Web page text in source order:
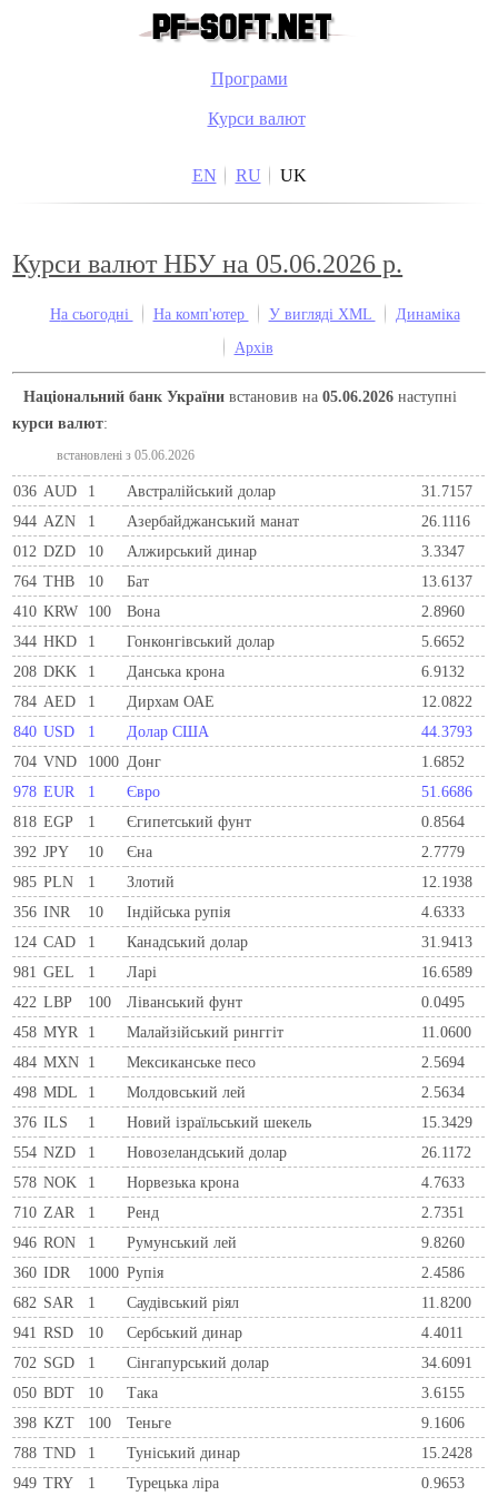
Програми
Курси валют
EN RU UK
Курси валют НБУ на 05.06.2026 р.
На сьогодні На комп'ютер У вигляді XML
Динаміка
Архів
Національний банк України встановив на05.06.2026 наступні
курси валют:
встановлені з 05.06.2026
036 AUD 1 Австралійський долар
31.7157
944 AZN 1 Азербайджанський манат
26.1116
012 DZD 10 Алжирський динар
3.3347
764 THB 10 Бат
13.6137
410 KRW 100 Вона
2.8960
344 HKD 1 Гонконгівський долар
5.6652
208 DKK 1 Данська крона
6.9132
784 AED 1 Дирхам ОАЕ
12.0822
840 USD 1 Долар США
44.3793
704 VND 1000 Донг
1.6852
978 EUR 1 Євро
51.6686
818 EGP 1 Єгипетський фунт
0.8564
392 JPY 10 Єна
2.7779
985 PLN 1 Злотий
12.1938
356 INR 10 Індійська рупія
4.6333
124 CAD 1 Канадський долар
31.9413
981 GEL 1 Ларi
16.6589
422 LBP 100 Ліванський фунт
0.0495
458 MYR 1 Малайзійський ринггіт
11.0600
484 MXN 1 Мексиканське песо
2.5694
498 MDL 1 Молдовський лей
2.5634
376 ILS 1 Новий ізраїльський шекель
15.3429
554 NZD 1 Новозеландський долар
26.1172
578 NOK 1 Норвезька крона
4.7633
710 ZAR 1 Ренд
2.7351
946 RON 1 Румунський лей
9.8260
360 IDR 1000 Рупія
2.4586
682 SAR 1 Саудівський ріял
11.8200
941 RSD 10 Сербський динар
4.4011
702 SGD 1 Сінгапурський долар
34.6091
050 BDT 10 Така
3.6155
398 KZT 100 Теньге
9.1606
788 TND 1 Туніський динар
15.2428
949 TRY 1 Турецька ліра 0.9653